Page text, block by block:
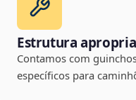
Estrutura
Contamos com
específicos para